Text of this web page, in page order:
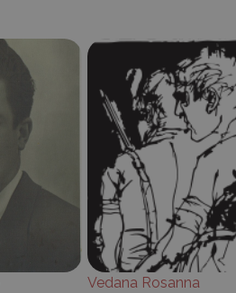
Vedana Rosanna